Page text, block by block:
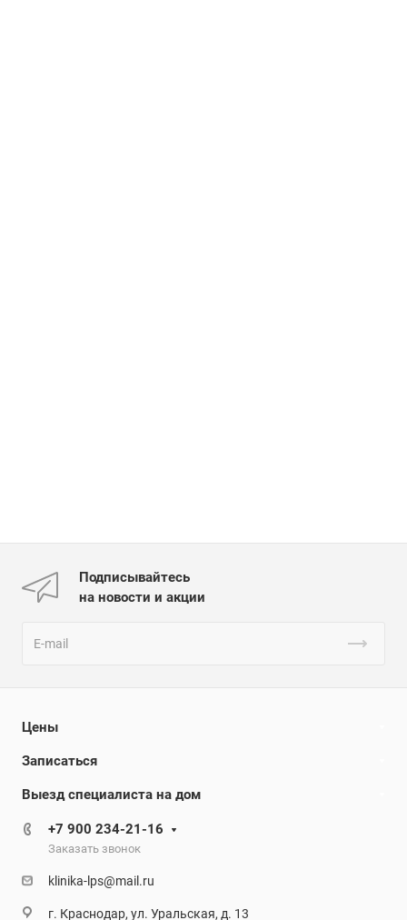
Подписывайтесь
на новости и акции
Цены
Записаться
Выезд специалиста на дом
+7 900 234-21-16
Заказать звонок
klinika-lps@mail.ru
г. Краснодар, ул. Уральская, д. 13